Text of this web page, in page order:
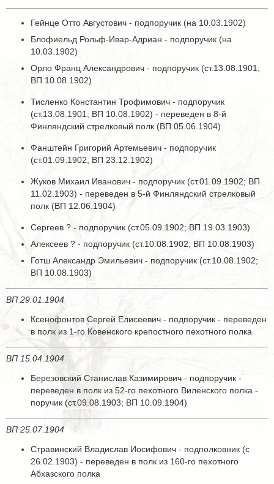
Гейнце Отто Августович - подпоручик (на 10.03.1902)
Блофиельд Рольф-Ивар-Адриан - подпоручик (на
10.03.1902)
Орло Франц Александрович - подпоручик (ст.13.08.1901;
ВП 10.08.1902)
Тисленко Константин Трофимович - подпоручик
(ст.13.08.1901; ВП 10.08.1902) - переведен в 8-й
Финляндский стрелковый полк (ВП 05.06.1904)
Фанштейн Григорий Артемьевич - подпоручик
(ст.01.09.1902; ВП 23.12.1902)
Жуков Михаил Иванович - подпоручик (ст.01.09.1902; ВП
11.02.1903) - переведен в 5-й Финляндский стрелковый
полк (ВП 12.06.1904)
Сергеев ? - подпоручик (ст.05.09.1902; ВП 19.03.1903)
Алексеев ? - подпоручик (ст.10.08.1902; ВП 10.08.1903)
Готш Александр Эмильевич - подпоручик (ст.10.08.1902;
ВП 10.08.1903)
ВП 29.01.1904
Ксенофонтов Сергей Елисеевич - подпоручик - переведен
в полк из 1-го Ковенского крепостного пехотного полка
ВП 15.04.1904
Березовский Станислав Казимирович - подпоручик -
переведен в полк из 52-го пехотного Виленского полка -
поручик (ст.09.08.1903; ВП 10.09.1904)
ВП 25.07.1904
Стравинский Владислав Иосифович - подполковник (с
26.02.1903) - переведен в полк из 160-го пехотного
Абхазского полка